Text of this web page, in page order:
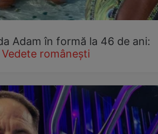
Adam în formă la 46 de ani:
Vedete românești